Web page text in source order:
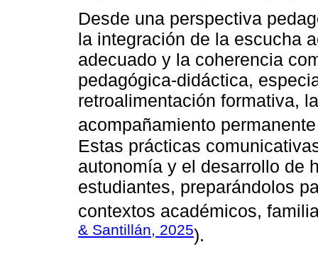
Desde una perspectiva
la integración de la escucha
adecuado y la coherencia
pedagógica-didáctica,
retroalimentación formativa,
acompañamiento
Estas prácticas
autonomía y el desarrollo de
estudiantes, preparándolos
contextos académicos,
& Santillán, 2025).